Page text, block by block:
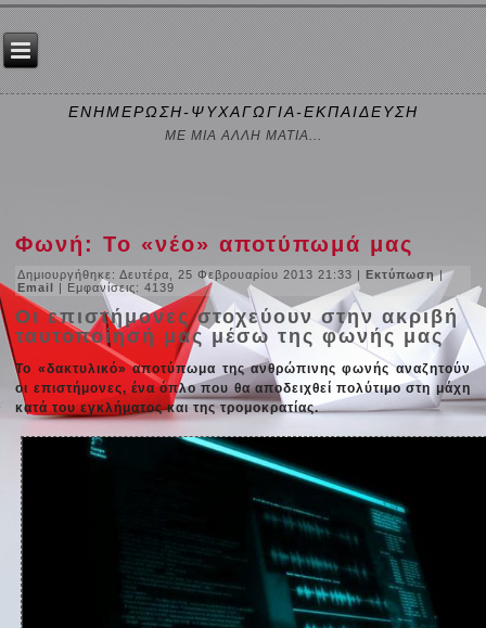
ΕΝΗΜΕΡΩΣΗ-ΨΥΧΑΓΩΓΙΑ-ΕΚΠΑΙΔΕΥΣΗ
ΜΕ ΜΙΑ ΑΛΛΗ ΜΑΤΙΑ...
Φωνή: Το «νέο» αποτύπωμά μας
Δημιουργήθηκε: Δευτέρα, 25 Φεβρουαρίου 2013 21:33 |Εκτύπωση|
Email | Εμφανίσεις: 4139
Οι επιστήμονες στοχεύουν στην ακριβή
ταυτοποίησή μας μέσω της φωνής μας
Το «δακτυλικό» αποτύπωμα της ανθρώπινης φωνής αναζητούν
οι επιστήμονες, ένα όπλο που θα αποδειχθεί πολύτιμο στη μάχη
κατά του εγκλήματος και της τρομοκρατίας.